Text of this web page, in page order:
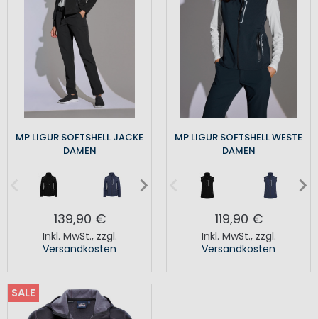
MP LIGUR SOFTSHELL JACKE
DAMEN
139,90 €
Inkl. MwSt., zzgl.
Versandkosten
MP LIGUR SOFTSHELL WESTE
DAMEN
119,90 €
Inkl. MwSt., zzgl.
Versandkosten
SALE